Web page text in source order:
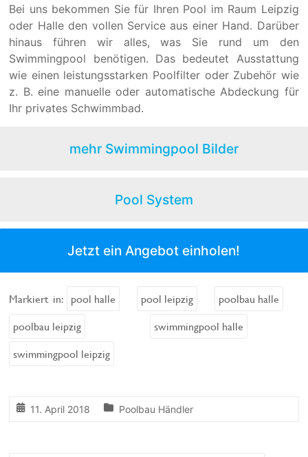
Bei uns bekommen Sie für Ihren Pool im Raum Leipzig
oder Halle den vollen Service aus einer Hand. Darüber
hinaus führen wir alles, was Sie rund um den
Swimmingpool benötigen. Das bedeutet Ausstattung
wie einen leistungsstarken Poolfilter oder Zubehör wie
z. B. eine manuelle oder automatische Abdeckung für
Ihr privates Schwimmbad.
mehr Swimmingpool Bilder
Pool System
Jetzt ein Angebot einholen!
Markiert in: pool halle pool leipzig
poolbau halle
poolbau leipzig
swimmingpool halle
swimmingpool leipzig
11. April 2018 Poolbau Händler